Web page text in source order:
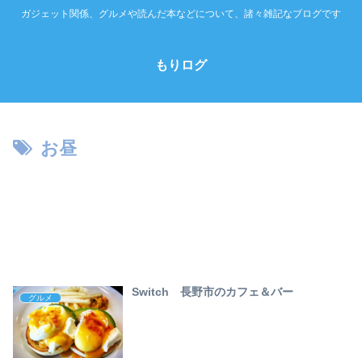
ガジェット関係、グルメや読んだ本などについて、諸々雑記なブログです
もりログ
お昼
グルメ Switch 長野市のカフェ＆バー